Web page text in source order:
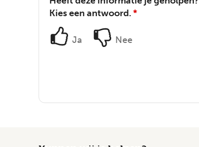
Kies een antwoord.*
Ja Nee